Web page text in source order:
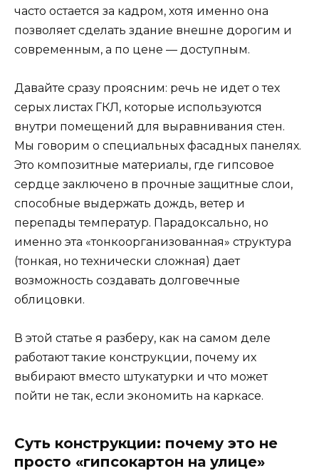
часто остается за кадром, хотя именно она
позволяет сделать здание внешне дорогим и
современным, а по цене — доступным.
Давайте сразу проясним: речь не идет о тех
серых листах ГКЛ, которые используются
внутри помещений для выравнивания стен.
Мы говорим о специальных фасадных панелях.
Это композитные материалы, где гипсовое
сердце заключено в прочные защитные слои,
способные выдержать дождь, ветер и
перепады температур. Парадоксально, но
именно эта «тонкоорганизованная» структура
(тонкая, но технически сложная) дает
возможность создавать долговечные
облицовки.
В этой статье я разберу, как на самом деле
работают такие конструкции, почему их
выбирают вместо штукатурки и что может
пойти не так, если экономить на каркасе.
Суть конструкции: почему это не
просто «гипсокартон на улице»